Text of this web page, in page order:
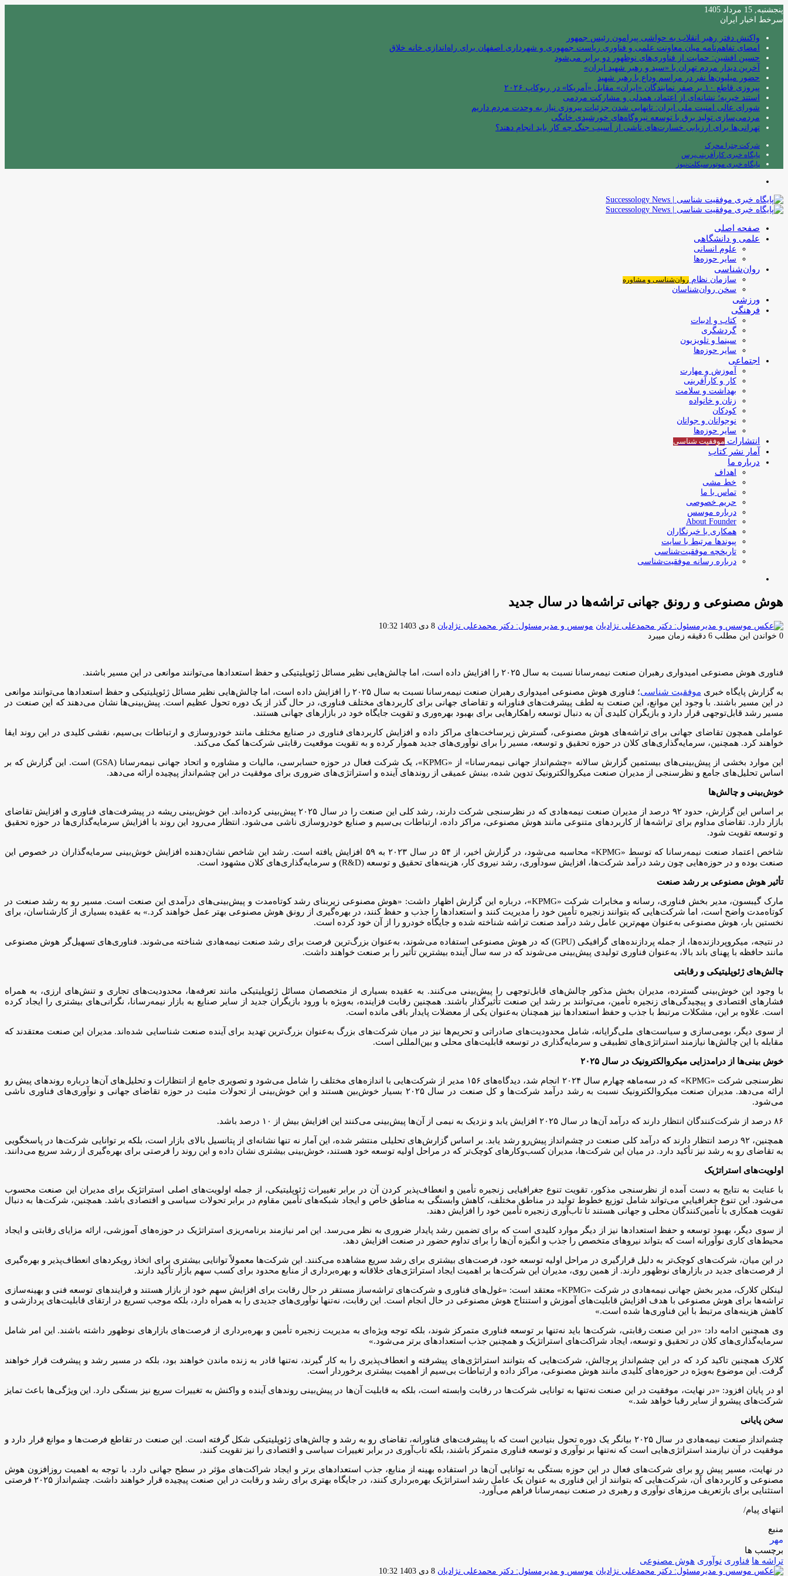
پنجشنبه, 15 مرداد 1405
سرخط اخبار ایران
واکنش دفتر رهبر انقلاب به حواشی پیرامون رئیس جمهور
امضای تفاهم‌نامه میان معاونت علمی و فناوری ریاست جمهوری و شهرداری اصفهان برای راه‌اندازی خانه خلاق
حسین افشین: حمایت از فناوری‌های نوظهور دو برابر می‌شود
آخرین دیدار مردم تهران با «سید و رهبر شهید ایران»
حضور میلیون‌ها نفر در مراسم وداع با رهبر شهید
پیروزی قاطع ۱۰ بر صفر نمایندگان «ایران» مقابل «آمریکا» در ربوکاپ ۲۰۲۶
استند خیریه؛ نشانه‌ای از اعتماد، همدلی و مشارکت مردمی
شورای عالی امنیت ملی ایران: تانهایی شدن جزئیات پیروزی نیاز به وحدت مردم داریم
مردمی‌سازی تولید برق با توسعه نیروگاه‌های خورشیدی خانگی
تهرانی‌ها برای ارزیابی خسارت‌های ناشی از آسیب جنگ چه کار باید انجام دهند؟
شرکت چترا محرک
پایگاه خبری کارآفرینی‌پرس
پایگاه خبری موتورسیکلت‌نیوز
صفحه اصلی
علمی و دانشگاهی
علوم انسانی
سایر حوزه‌ها
روان‌شناسی
سازمان نظام روان‌شناسی و مشاوره
سخن روان‌شناسان
ورزشی
فرهنگی
کتاب و ادبیات
گردشگری
سینما و تلویزیون
سایر حوزه‌ها
اجتماعی
آموزش و مهارت
کار و کارآفرینی
بهداشت و سلامت
زنان و خانواده
کودکان
نوجوانان و جوانان
سایر حوزه‌ها
انتشارات موفقیت‌ شناسی
آمار نشر کتاب
درباره ما
اهداف
خط مشی
تماس با ما
حریم خصوصی
درباره موسس
About Founder
همکاری با خبرنگاران
پیوندها مرتبط با سایت
تاریخچه موفقیت‌شناسی
درباره رسانه موفقیت‌شناسی
هوش مصنوعی و رونق جهانی تراشه‌ها در سال جدید
موسس و مدیرمسئول: دکتر محمدعلی نژادیان ارسال
8 دی 1403 10:32
0 خواندن این مطلب 6 دقیقه زمان میبرد
فناوری هوش مصنوعی امیدواری رهبران صنعت نیمه‌رسانا نسبت به سال ۲۰۲۵ را افزایش داده است، اما چالش‌هایی نظیر مسائل ژئوپلیتیکی و حفظ استعدادها می‌توانند موانعی در این مسیر باشند.
به گزارش پایگاه خبری موفقیت شناسی
؛ فناوری هوش مصنوعی امیدواری رهبران صنعت نیمه‌رسانا نسبت به سال ۲۰۲۵ را افزایش داده است، اما چالش‌هایی نظیر مسائل ژئوپلیتیکی و حفظ استعدادها می‌توانند موانعی
در این مسیر باشند. با وجود این موانع، این صنعت به لطف پیشرفت‌های فناورانه و تقاضای جهانی برای کاربردهای مختلف فناوری، در حال گذر از یک دوره تحول عظیم است. پیش‌بینی‌ها نشان می‌دهند که این صنعت در
مسیر رشد قابل‌توجهی قرار دارد و بازیگران کلیدی آن به دنبال توسعه راهکارهایی برای بهبود بهره‌وری و تقویت جایگاه خود در بازارهای جهانی هستند.
عواملی همچون تقاضای جهانی برای تراشه‌های هوش مصنوعی، گسترش زیرساخت‌های مراکز داده و افزایش کاربردهای فناوری در صنایع مختلف مانند خودروسازی و ارتباطات بی‌سیم، نقشی کلیدی در این روند ایفا
خواهند کرد. همچنین، سرمایه‌گذاری‌های کلان در حوزه تحقیق و توسعه، مسیر را برای نوآوری‌های جدید هموار کرده و به تقویت موقعیت رقابتی شرکت‌ها کمک می‌کند.
این موارد بخشی از پیش‌بینی‌های بیستمین گزارش سالانه «چشم‌انداز جهانی نیمه‌رسانا» از «KPMG»، یک شرکت فعال در حوزه حسابرسی، مالیات و مشاوره و اتحاد جهانی نیمه‌رسانا (GSA) است. این گزارش که بر
اساس تحلیل‌های جامع و نظرسنجی از مدیران صنعت میکروالکترونیک تدوین شده، بینش عمیقی از روندهای آینده و استراتژی‌های ضروری برای موفقیت در این چشم‌انداز پیچیده ارائه می‌دهد.
خوش‌بینی و چالش‌ها
بر اساس این گزارش، حدود ۹۲ درصد از مدیران صنعت نیمه‌هادی که در نظرسنجی شرکت دارند، رشد کلی این صنعت را در سال ۲۰۲۵ پیش‌بینی کرده‌اند. این خوش‌بینی ریشه در پیشرفت‌های فناوری و افزایش تقاضای
بازار دارد. تقاضای مداوم برای تراشه‌ها از کاربردهای متنوعی مانند هوش مصنوعی، مراکز داده، ارتباطات بی‌سیم و صنایع خودروسازی ناشی می‌شود. انتظار می‌رود این روند با افزایش سرمایه‌گذاری‌ها در حوزه تحقیق
و توسعه تقویت شود.
شاخص اعتماد صنعت نیمه‌رسانا که توسط «KPMG» محاسبه می‌شود، در گزارش اخیر، از ۵۴ در سال ۲۰۲۳ به ۵۹ افزایش یافته است. رشد این شاخص نشان‌دهنده افزایش خوش‌بینی سرمایه‌گذاران در خصوص این
صنعت بوده و در حوزه‌هایی چون رشد درآمد شرکت‌ها، افزایش سودآوری، رشد نیروی کار، هزینه‌های تحقیق و توسعه (R&D) و سرمایه‌گذاری‌های کلان مشهود است.
تأثیر هوش مصنوعی بر رشد صنعت
مارک گیبسون، مدیر بخش فناوری، رسانه و مخابرات شرکت «KPMG»، درباره این گزارش اظهار داشت: «هوش مصنوعی زیربنای رشد کوتاه‌مدت و پیش‌بینی‌های درآمدی این صنعت است. مسیر رو به رشد صنعت در
کوتاه‌مدت واضح است، اما شرکت‌هایی که بتوانند زنجیره تأمین خود را مدیریت کنند و استعدادها را جذب و حفظ کنند، در بهره‌گیری از رونق هوش مصنوعی بهتر عمل خواهند کرد.» به عقیده بسیاری از کارشناسان، برای
نخستین بار، هوش مصنوعی به‌عنوان مهم‌ترین عامل رشد درآمد صنعت تراشه شناخته شده و جایگاه خودرو را از آن خود کرده است.
در نتیجه، میکروپردازنده‌ها، از جمله پردازنده‌های گرافیکی (GPU) که در هوش مصنوعی استفاده می‌شوند، به‌عنوان بزرگ‌ترین فرصت برای رشد صنعت نیمه‌هادی شناخته می‌شوند. فناوری‌های تسهیل‌گر هوش مصنوعی
مانند حافظه با پهنای باند بالا، به‌عنوان فناوری تولیدی پیش‌بینی می‌شوند که در سه سال آینده بیشترین تأثیر را بر صنعت خواهند داشت.
چالش‌های ژئوپلیتیکی و رقابتی
با وجود این خوش‌بینی گسترده، مدیران بخش مذکور چالش‌های قابل‌توجهی را پیش‌بینی می‌کنند. به عقیده بسیاری از متخصصان مسائل ژئوپلیتیکی مانند تعرفه‌ها، محدودیت‌های تجاری و تنش‌های ارزی، به همراه
فشارهای اقتصادی و پیچیدگی‌های زنجیره تأمین، می‌توانند بر رشد این صنعت تأثیرگذار باشند. همچنین رقابت فزاینده، به‌ویژه با ورود بازیگران جدید از سایر صنایع به بازار نیمه‌رسانا، نگرانی‌های بیشتری را ایجاد کرده
است. علاوه بر این، مشکلات مرتبط با جذب و حفظ استعدادها نیز همچنان به‌عنوان یکی از معضلات پایدار باقی مانده است.
از سوی دیگر، بومی‌سازی و سیاست‌های ملی‌گرایانه، شامل محدودیت‌های صادراتی و تحریم‌ها نیز در میان شرکت‌های بزرگ به‌عنوان بزرگ‌ترین تهدید برای آینده صنعت شناسایی شده‌اند. مدیران این صنعت معتقدند که
مقابله با این چالش‌ها نیازمند استراتژی‌های تطبیقی و سرمایه‌گذاری در توسعه قابلیت‌های محلی و بین‌المللی است.
خوش بینی‌ها از درامدزایی میکروالکترونیک در سال ۲۰۲۵
نظرسنجی شرکت «KPMG» که در سه‌ماهه چهارم سال ۲۰۲۴ انجام شد، دیدگاه‌های ۱۵۶ مدیر از شرکت‌هایی با اندازه‌های مختلف را شامل می‌شود و تصویری جامع از انتظارات و تحلیل‌های آن‌ها درباره روندهای پیش رو
ارائه می‌دهد. مدیران صنعت میکروالکترونیک نسبت به رشد درآمد شرکت‌ها و کل صنعت در سال ۲۰۲۵ بسیار خوش‌بین هستند و این خوش‌بینی از تحولات مثبت در حوزه تقاضای جهانی و نوآوری‌های فناوری ناشی
می‌شود.
۸۶ درصد از شرکت‌کنندگان انتظار دارند که درآمد آن‌ها در سال ۲۰۲۵ افزایش یابد و نزدیک به نیمی از آن‌ها پیش‌بینی می‌کنند این افزایش بیش از ۱۰ درصد باشد.
همچنین، ۹۲ درصد انتظار دارند که درآمد کلی صنعت در چشم‌انداز پیش‌رو رشد یابد. بر اساس گزارش‌های تحلیلی منتشر شده، این آمار نه تنها نشانه‌ای از پتانسیل بالای بازار است، بلکه بر توانایی شرکت‌ها در پاسخگویی
به تقاضای رو به رشد نیز تأکید دارد. در میان این شرکت‌ها، مدیران کسب‌وکارهای کوچک‌تر که در مراحل اولیه توسعه خود هستند، خوش‌بینی بیشتری نشان داده و این روند را فرصتی برای بهره‌گیری از رشد سریع می‌دانند.
اولویت‌های استراتژیک
با عنایت به نتایج به دست آمده از نظرسنجی مذکور، تقویت تنوع جغرافیایی زنجیره تأمین و انعطاف‌پذیر کردن آن در برابر تغییرات ژئوپلیتیکی، از جمله اولویت‌های اصلی استراتژیک برای مدیران این صنعت محسوب
می‌شود. این تنوع جغرافیایی می‌تواند شامل توزیع خطوط تولید در مناطق مختلف، کاهش وابستگی به مناطق خاص و ایجاد شبکه‌های تأمین مقاوم در برابر تحولات سیاسی و اقتصادی باشد. همچنین، شرکت‌ها به دنبال
تقویت همکاری با تأمین‌کنندگان محلی و جهانی هستند تا تاب‌آوری زنجیره تأمین خود را افزایش دهند.
از سوی دیگر، بهبود توسعه و حفظ استعدادها نیز از دیگر موارد کلیدی است که برای تضمین رشد پایدار ضروری به نظر می‌رسد. این امر نیازمند برنامه‌ریزی استراتژیک در حوزه‌های آموزشی، ارائه مزایای رقابتی و ایجاد
محیط‌های کاری نوآورانه است که بتواند نیروهای متخصص را جذب و انگیزه آن‌ها را برای تداوم حضور در صنعت افزایش دهد.
در این میان، شرکت‌های کوچک‌تر به دلیل قرارگیری در مراحل اولیه توسعه خود، فرصت‌های بیشتری برای رشد سریع مشاهده می‌کنند. این شرکت‌ها معمولاً توانایی بیشتری برای اتخاذ رویکردهای انعطاف‌پذیر و بهره‌گیری
از فرصت‌های جدید در بازارهای نوظهور دارند. از همین روی، مدیران این شرکت‌ها بر اهمیت ایجاد استراتژی‌های خلاقانه و بهره‌برداری از منابع محدود برای کسب سهم بازار تأکید دارند.
لینکلن کلارک، مدیر بخش جهانی نیمه‌هادی در شرکت «KPMG» معتقد است: «غول‌های فناوری و شرکت‌های تراشه‌ساز مستقر در حال رقابت برای افزایش سهم خود از بازار هستند و فرایندهای توسعه فنی و بهینه‌سازی
تراشه‌ها برای هوش مصنوعی با هدف افزایش قابلیت‌های آموزش و استنتاج هوش مصنوعی در حال انجام است. این رقابت، نه‌تنها نوآوری‌های جدیدی را به همراه دارد، بلکه موجب تسریع در ارتقای قابلیت‌های پردازشی و
کاهش هزینه‌های مرتبط با این فناوری‌ها شده است.»
وی همچنین ادامه داد: «در این صنعت رقابتی، شرکت‌ها باید نه‌تنها بر توسعه فناوری متمرکز شوند، بلکه توجه ویژه‌ای به مدیریت زنجیره تأمین و بهره‌برداری از فرصت‌های بازارهای نوظهور داشته باشند. این امر شامل
سرمایه‌گذاری‌های کلان در تحقیق و توسعه، ایجاد شراکت‌های استراتژیک و همچنین جذب استعدادهای برتر می‌شود.»
کلارک همچنین تاکید کرد که در این چشم‌انداز پرچالش، شرکت‌هایی که بتوانند استراتژی‌های پیشرفته و انعطاف‌پذیری را به کار گیرند، نه‌تنها قادر به زنده ماندن خواهند بود، بلکه در مسیر رشد و پیشرفت قرار خواهند
گرفت. این موضوع به‌ویژه در حوزه‌های کلیدی مانند هوش مصنوعی، مراکز داده و ارتباطات بی‌سیم از اهمیت بیشتری برخوردار است.
او در پایان افزود: «در نهایت، موفقیت در این صنعت نه‌تنها به توانایی شرکت‌ها در رقابت وابسته است، بلکه به قابلیت آن‌ها در پیش‌بینی روندهای آینده و واکنش به تغییرات سریع نیز بستگی دارد. این ویژگی‌ها باعث تمایز
شرکت‌های پیشرو از سایر رقبا خواهد شد.»
سخن پایانی
چشم‌انداز صنعت نیمه‌هادی در سال ۲۰۲۵ بیانگر یک دوره تحول بنیادین است که با پیشرفت‌های فناورانه، تقاضای رو به رشد و چالش‌های ژئوپلیتیکی شکل گرفته است. این صنعت در تقاطع فرصت‌ها و موانع قرار دارد و
موفقیت در آن نیازمند استراتژی‌هایی است که نه‌تنها بر نوآوری و توسعه فناوری متمرکز باشند، بلکه تاب‌آوری در برابر تغییرات سیاسی و اقتصادی را نیز تقویت کنند.
در نهایت، مسیر پیش رو برای شرکت‌های فعال در این حوزه بستگی به توانایی آن‌ها در استفاده بهینه از منابع، جذب استعدادهای برتر و ایجاد شراکت‌های مؤثر در سطح جهانی دارد. با توجه به اهمیت روزافزون هوش
مصنوعی و کاربردهای آن، شرکت‌هایی که بتوانند از این فناوری به عنوان یک عامل رشد استراتژیک بهره‌برداری کنند، در جایگاه بهتری برای رشد و رقابت در این صنعت پیچیده قرار خواهند داشت. چشم‌انداز ۲۰۲۵ فرصتی
استثنایی برای بازتعریف مرزهای نوآوری و رهبری در صنعت نیمه‌رسانا فراهم می‌آورد.
انتهای پیام/
منبع
مهر
برچسب ها
تراشه ها فناوری نوآوری هوش مصنوعی
موسس و مدیرمسئول: دکتر محمدعلی نژادیان ارسال
8 دی 1403 10:32